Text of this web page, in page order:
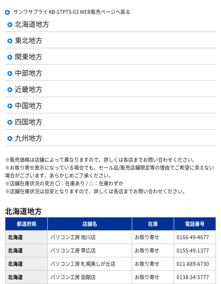
サンワサプライ KB-STPTS-03 WEB販売ページへ戻る
北海道地方
東北地方
関東地方
中部地方
近畿地方
中国地方
四国地方
九州地方
※販売価格は店舗によって異なりますので、詳しくは各店までお問い合わせください。
※お取り寄せ表示になっている場合でも、セール品/販売店舗限定等の理由でご希望に添えない
場合がございます。あらかじめご了承ください。
※店舗在庫状況の見方 〇：在庫あり / △：在庫わずか
※店舗在庫状況は目安となりますので、詳しくは各店までお問い合わせください。
北海道地方
都道府県 店舗名 在庫
電話番号
北海道
パソコン工房 旭川店 お取り寄せ
0166-49-4677
北海道
パソコン工房 帯広店 お取り寄せ
0155-49-1377
北海道
パソコン⼯房 札幌美しが丘店 お取り寄せ
011-889-6730
北海道
パソコン工房 函館店 お取り寄せ 0138-34-5777